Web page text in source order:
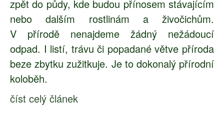
zpět do půdy, kde budou přínosem stávajícím
nebo dalším rostlinám a živočichům.
V přírodě nenajdeme žádný nežádoucí
odpad. I listí, trávu či popadané větve příroda
beze zbytku zužitkuje. Je to dokonalý přírodní
koloběh.
číst celý článek